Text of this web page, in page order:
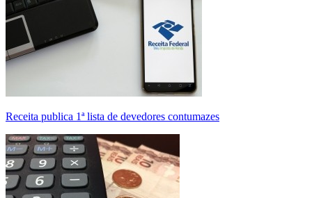
Receita publica 1ª lista de devedores contumazes